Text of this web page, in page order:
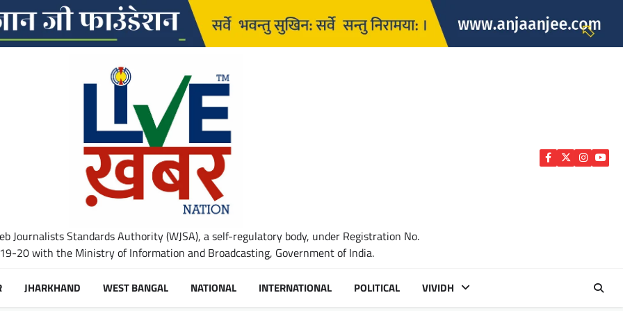
Journalists Standards Authority (WJSA), a self-regulatory body, under Registration No.
20 with the Ministry of Information and Broadcasting, Government of India.
Facebook
Twitter
JHARKHAND WEST BANGAL NATIONAL INTERNATIONAL POLITICAL VIVIDH